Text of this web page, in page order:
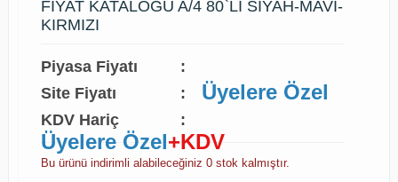
FİYAT KATALOĞU A/4 80`Lİ SİYAH-MAVİ-
KIRMIZI
Piyasa Fiyatı
:
Site Fiyatı
: Üyelere Özel
KDV Hariç :
Üyelere Özel+KDV
Bu ürünü indirimli alabileceğiniz 0 stok kalmıştır.